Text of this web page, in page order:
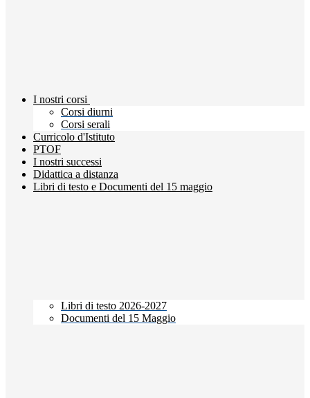
I nostri corsi
Corsi diurni
Corsi serali
Curricolo d'Istituto
PTOF
I nostri successi
Didattica a distanza
Libri di testo e Documenti del 15 maggio
Libri di testo 2026-2027
Documenti del 15 Maggio